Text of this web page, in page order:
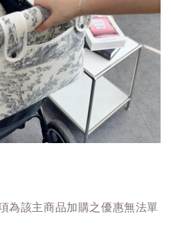
為該主商品加購之優惠無法單